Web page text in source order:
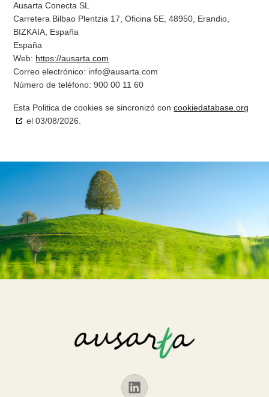
Ausarta Conecta SL
Carretera Bilbao Plentzia 17, Oficina 5E, 48950, Erandio,
BIZKAIA, España
España
Web: https://ausarta.com
Correo electrónico: info@ausarta.com
Número de teléfono: 900 00 11 60
Esta Politica de cookies se sincronizó concookiedatabase.org
el 03/08/2026.